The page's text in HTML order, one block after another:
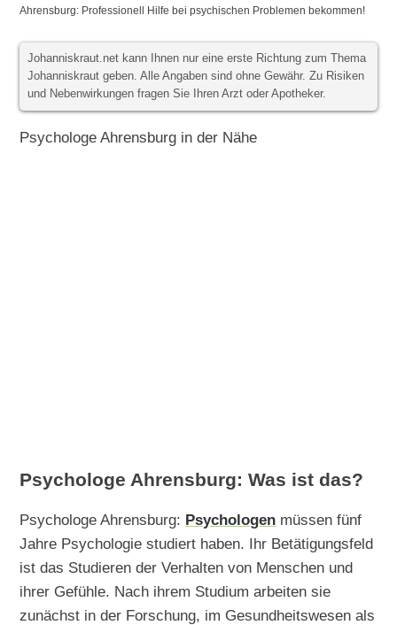
Ahrensburg: Professionell Hilfe bei psychischen Problemen bekommen!
Johanniskraut.net kann Ihnen nur eine erste Richtung zum Thema
Johanniskraut geben. Alle Angaben sind ohne Gewähr. Zu Risiken
und Nebenwirkungen fragen Sie Ihren Arzt oder Apotheker.
Psychologe Ahrensburg in der Nähe
Psychologe Ahrensburg: Was ist das?
Psychologe Ahrensburg: Psychologen müssen fünf
Jahre Psychologie studiert haben. Ihr Betätigungsfeld
ist das Studieren der Verhalten von Menschen und
ihrer Gefühle. Nach ihrem Studium arbeiten sie
zunächst in der Forschung, im Gesundheitswesen als